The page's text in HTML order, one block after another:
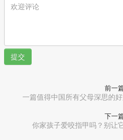
提交
前一
一篇值得中国所有父母深思的
下一
你家孩子爱咬指甲吗？别让